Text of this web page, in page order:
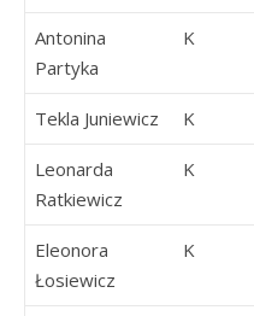
Antonina
Partyka
K
Tekla Juniewicz K
Leonarda
Ratkiewicz
K
Eleonora
Łosiewicz
K